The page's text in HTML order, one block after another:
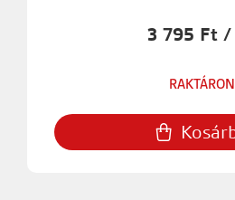
3 795 Ft /
RAKTÁRON